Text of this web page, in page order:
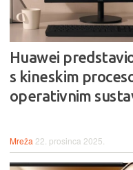
Huawei
s kineskim
operativnim
Mreža 22. prosinca 2025.